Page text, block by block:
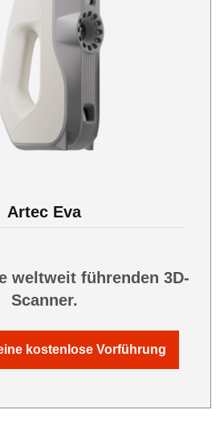
Artec Eva
weltweit führenden 3D-
Scanner.
kostenlose Vorführung